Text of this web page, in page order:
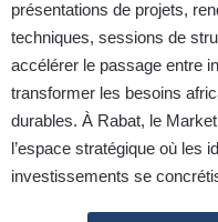
présentations de projets,
techniques, sessions de
accélérer le passage entre
transformer les besoins
durables. À Rabat, le
l’espace stratégique où les
investissements se